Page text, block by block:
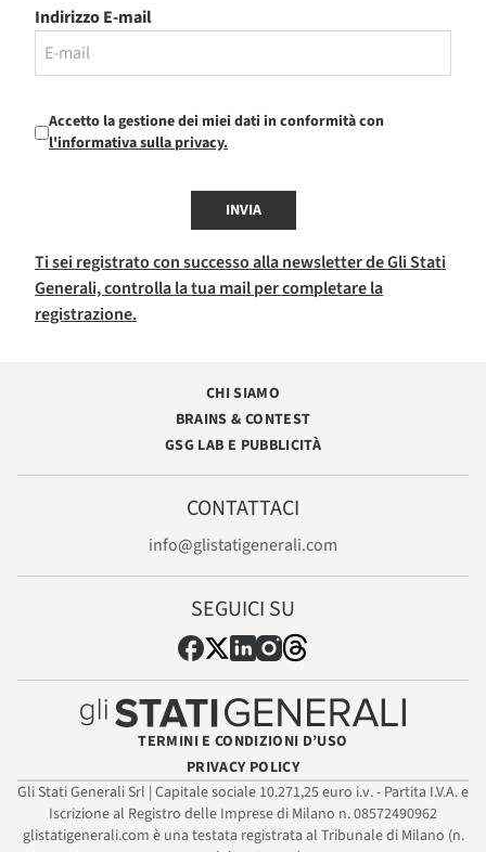
Indirizzo E-mail
Accetto la gestione dei miei dati in conformità con
l'informativa sulla privacy.
INVIA
Ti sei registrato con successo alla newsletter de Gli Stati
Generali, controlla la tua mail per completare la
registrazione.
CHI SIAMO
BRAINS & CONTEST
GSG LAB E PUBBLICITÀ
CONTATTACI
info@glistatigenerali.com
SEGUICI SU
TERMINI E CONDIZIONI D’USO
PRIVACY POLICY
Gli Stati Generali Srl | Capitale sociale 10.271,25 euro i.v. - Partita I.V.A. e
Iscrizione al Registro delle Imprese di Milano n. 08572490962
glistatigenerali.com è una testata registrata al Tribunale di Milano (n.